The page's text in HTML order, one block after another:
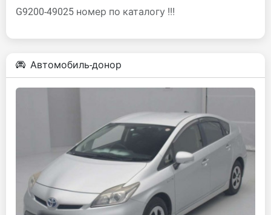
G9200-49025 номер по каталогу !!!
Автомобиль-донор